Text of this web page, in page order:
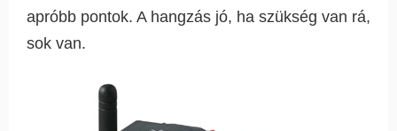
apróbb pontok. A hangzás jó, ha szükség van rá,
sok van.